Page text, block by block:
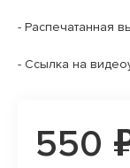
- Распечатанная
- Ссылка на
550